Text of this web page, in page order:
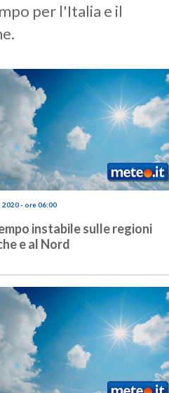
per l'Italia e il
2020 - ore 06:00
instabile sulle regioni
e al Nord